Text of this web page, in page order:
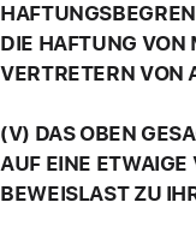
DIE HAFTUNG VON
VERTRETERN VON
(V) DAS OBEN
AUF EINE ETWAIGE
BEWEISLAST ZU